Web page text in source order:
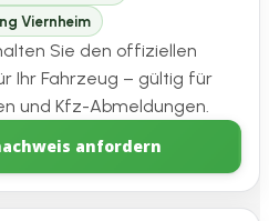
Viernheim
Sie den offiziellen
Ihr Fahrzeug – gültig für
und Kfz-Abmeldungen.
anfordern